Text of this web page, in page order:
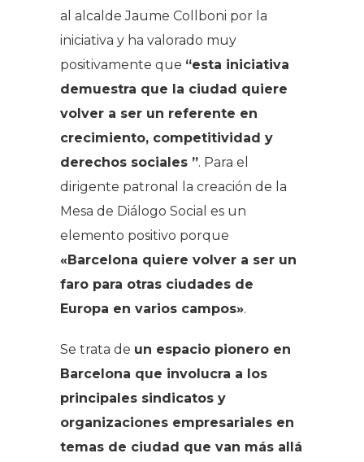
al alcalde Jaume Collboni por la
iniciativa y ha valorado muy
positivamente que “esta iniciativa
demuestra que la ciudad quiere
volver a ser un referente en
crecimiento, competitividad y
derechos sociales ”. Para el
dirigente patronal la creación de la
Mesa de Diálogo Social es un
elemento positivo porque
«Barcelona quiere volver a ser un
faro para otras ciudades de
Europa en varios campos».
Se trata de un espacio pionero en
Barcelona que involucra a los
principales sindicatos y
organizaciones empresariales en
temas de ciudad que van más allá